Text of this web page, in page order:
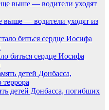
выше — водители уходят из
биться сердце Иосифа
детей Донбасса, погибших